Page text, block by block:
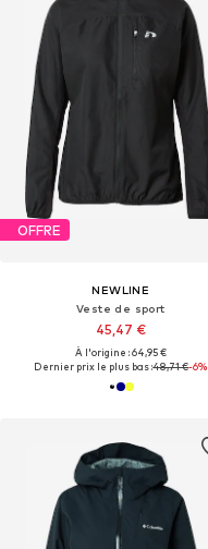
OFFRE
NEWLINE
Veste de sport
45,47 €
À l'origine : 64,95 €
Dernier prix le plus bas :48,71 €-6%